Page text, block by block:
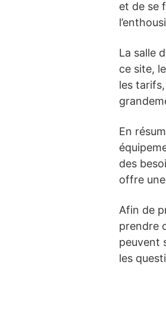
et de se
La salle
ce site,
les
En
des
offre
Afin de
prendre
peuvent
les